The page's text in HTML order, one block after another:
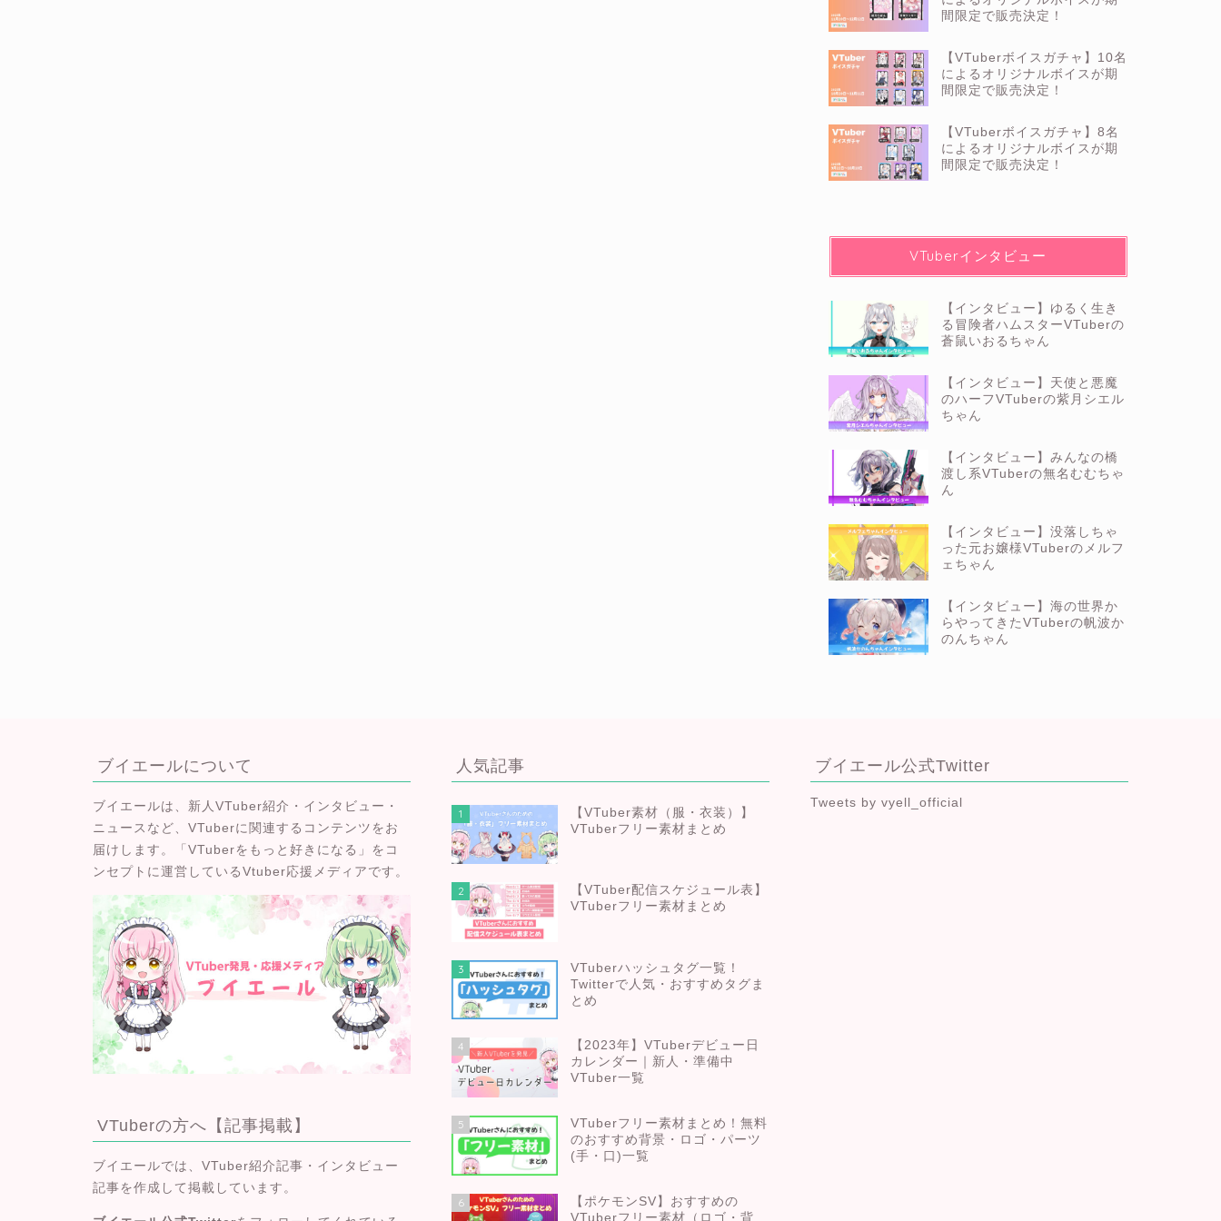
間限定で販売決定！
【VTuberボイスガチャ】10名
によるオリジナルボイスが期
間限定で販売決定！
【VTuberボイスガチャ】8名
によるオリジナルボイスが期
間限定で販売決定！
VTuberインタビュー
【インタビュー】ゆるく生き
る冒険者ハムスターVTuberの
蒼鼠いおるちゃん
【インタビュー】天使と悪魔
のハーフVTuberの紫月シエル
ちゃん
【インタビュー】みんなの橋
渡し系VTuberの無名むむちゃ
ん
【インタビュー】没落しちゃ
った元お嬢様VTuberのメルフ
ェちゃん
【インタビュー】海の世界か
らやってきたVTuberの帆波か
のんちゃん
ブイエールについて
ブイエールは、 新人VTuber紹介・インタビュー・
ニュースなど、VTuberに関連するコンテンツをお
届けします 。「VTuberをもっと好きになる」をコ
ンセプトに運営しているVtuber応援メディアです。
VTuberの方へ【記事掲載】
ブイエールでは、VTuber紹介記事・インタビュー
記事を作成して掲載しています。
人気記事
1
【VTuber素材（服・衣装）】
VTuberフリー素材まとめ
2
【VTuber配信スケジュール表】
VTuberフリー素材まとめ
3
VTuberハッシュタグ一覧！
Twitterで人気・おすすめタグま
とめ
4
【2023年】VTuberデビュー日
カレンダー｜新人・準備中
VTuber一覧
5
VTuberフリー素材まとめ！無料
のおすすめ背景・ロゴ・パーツ
(手・口)一覧
6
【ポケモンSV】おすすめの
VTuberフリー素材（ロゴ・背
ブイエール公式Twitter
Tweets by vyell_official